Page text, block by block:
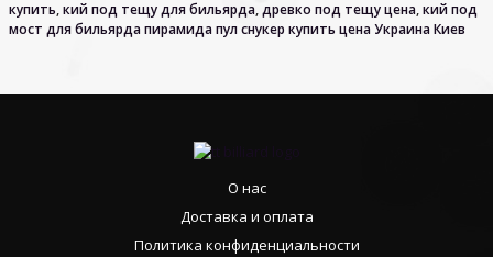
купить,кий под тещу для бильярда,древко под тещу цена,кий под
мост для бильярда пирамида пул снукер купить цена Украина Киев
О нас
Доставка и оплата
Политика конфиденциальности